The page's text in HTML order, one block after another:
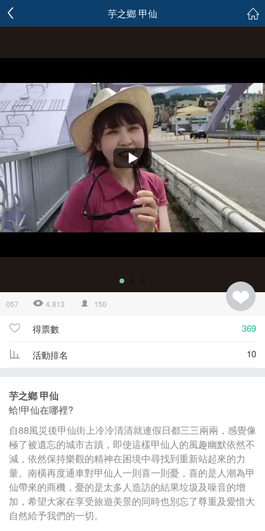
芋之鄉 甲仙
057 4,813 150
得票數 369
活動排名 10
芋之鄉 甲仙
蛤!甲仙在哪裡?
自88風災後甲仙街上冷冷清清就連假日都三三兩兩，感覺像
極了被遺忘的城市古蹟，即使這樣甲仙人的風趣幽默依然不
減，依然保持樂觀的精神在困境中尋找到重新站起來的力
量。南橫再度通車對甲仙人一則喜一則憂，喜的是人潮為甲
仙帶來的商機，憂的是太多人造訪的結果垃圾及噪音的增
加，希望大家在享受旅遊美景的同時也別忘了尊重及愛惜大
自然給予我們的一切。